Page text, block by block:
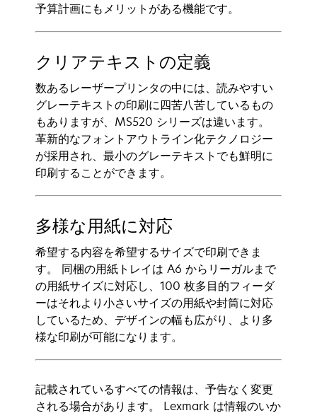
予算計画にもメリットがある機能です。
クリアテキストの定義
数あるレーザープリンタの中には、読みやすい
グレーテキストの印刷に四苦八苦しているもの
もありますが、MS520 シリーズは違います。
革新的なフォントアウトライン化テクノロジー
が採用され、最小のグレーテキストでも鮮明に
印刷することができます。
多様な用紙に対応
希望する内容を希望するサイズで印刷できま
す。 同梱の用紙トレイは A6 からリーガルまで
の用紙サイズに対応し、100 枚多目的フィーダ
ーはそれより小さいサイズの用紙や封筒に対応
しているため、デザインの幅も広がり、より多
様な印刷が可能になります。
記載されているすべての情報は、予告なく変更
される場合があります。 Lexmark は情報のいか